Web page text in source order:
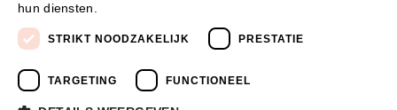
hun diensten.
STRIKT NOODZAKELIJK PRESTATIE
TARGETING FUNCTIONEEL